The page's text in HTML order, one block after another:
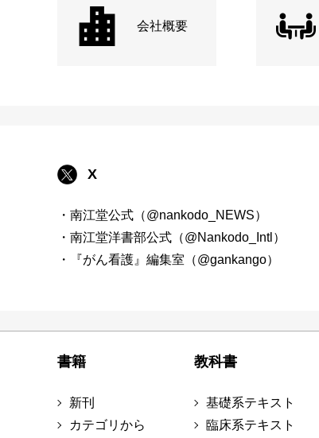
会社概要
X
・南江堂公式（@nankodo_NEWS）
・南江堂洋書部公式（@Nankodo_Intl）
・『がん看護』編集室（@gankango）
書籍
新刊
カテゴリから
教科書
基礎系テキスト
臨床系テキスト